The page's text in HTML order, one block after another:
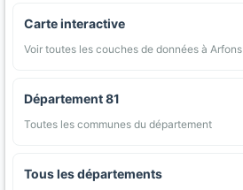
Carte interactive
Voir toutes les couches de données à Arfons
Département 81
Toutes les communes du département
Tous les départements